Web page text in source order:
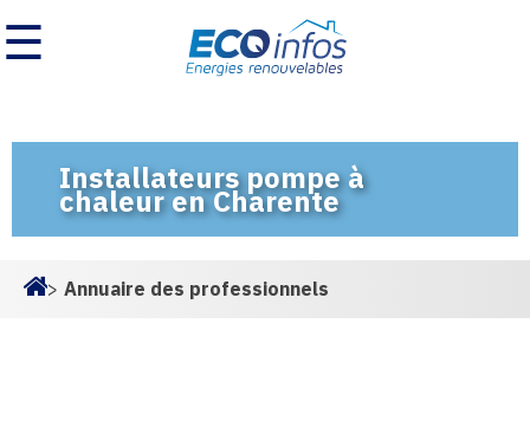
☰
Installateurs pompe à
chaleur en Charente
> Annuaire des professionnels